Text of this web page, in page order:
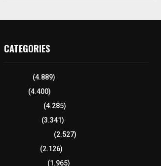
CATEGORIES
(4.889)
(4.400)
(4.285)
(3.341)
(2.527)
(2.126)
(1.965)